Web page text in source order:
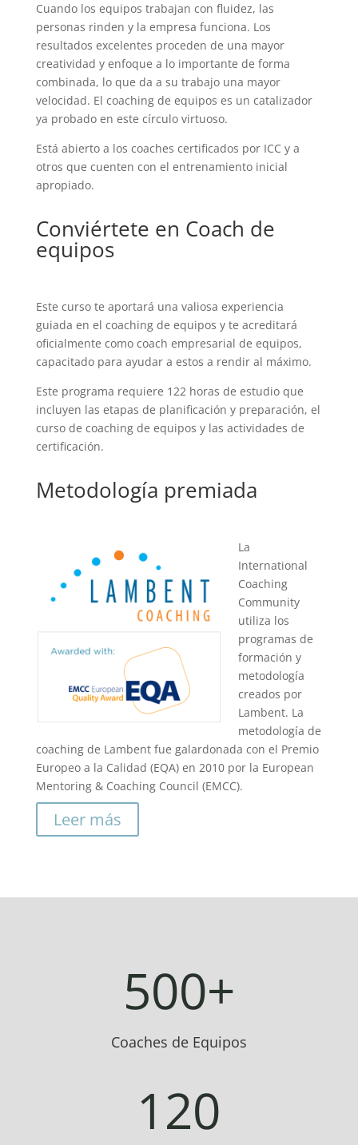
Cuando los equipos trabajan con fluidez, las
personas rinden y la empresa funciona. Los
resultados excelentes proceden de una mayor
creatividad y enfoque a lo importante de forma
combinada, lo que da a su trabajo una mayor
velocidad. El coaching de equipos es un catalizador
ya probado en este círculo virtuoso.
Está abierto a los coaches certificados por ICC y a
otros que cuenten con el entrenamiento inicial
apropiado.
Conviértete en Coach de
equipos
Este curso te aportará una valiosa experiencia
guiada en el coaching de equipos y te acreditará
oficialmente como coach empresarial de equipos,
capacitado para ayudar a estos a rendir al máximo.
Este programa requiere 122 horas de estudio que
incluyen las etapas de planificación y preparación, el
curso de coaching de equipos y las actividades de
certificación.
Metodología premiada
La
International
Coaching
Community
utiliza los
programas de
formación y
metodología
creados por
Lambent. La
metodología de
coaching de Lambent fue galardonada con el Premio
Europeo a la Calidad (EQA) en 2010 por la European
Mentoring & Coaching Council (EMCC).
Leer más
500+
Coaches de Equipos
120